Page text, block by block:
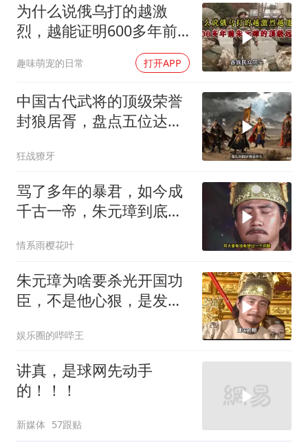
为什么说俄乌打的越激
烈，越能证明600多年前
朱元璋的顶级远见！
趣味萌宠的日常 打开APP
中国古代武将的顶级荣誉
封狼居胥，盘点五位达到
狂战獠牙
骂了多年的暴君，如今成
千古一帝，朱元璋到底冤
情系雨樱花叶
朱元璋为啥要杀光开国功
臣，不是他心狠，是发现
娱乐圈的哔哔王
讲真，是球网先动手
的！！！
新媒体 57跟贴